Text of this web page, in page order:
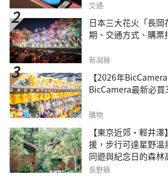
交通
日本三大花火「長
期、交通方式、購
新潟縣
【2026年
BicCamera最新必
購物
【東京近郊・輕井
援，步行可達星野
同遊與紀念日的森
森四季VILLA」
長野縣